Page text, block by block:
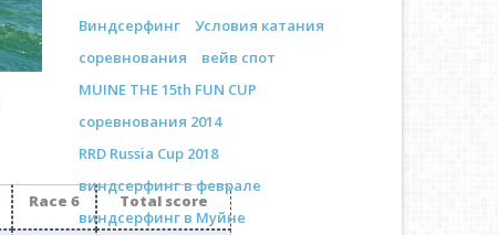
Race 6 Total score
Виндсерфинг
Условия катания
соревнования
вейв спот
MUINE THE 15th FUN CUP
соревнования 2014
RRD Russia Cup 2018
виндсерфинг в феврале
виндсерфинг в Муйне